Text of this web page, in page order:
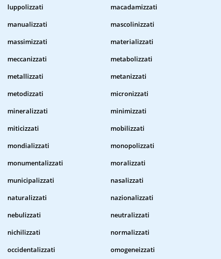
luppolizzati
macadamizzati
manualizzati
mascolinizzati
massimizzati
materializzati
meccanizzati
metabolizzati
metallizzati
metanizzati
metodizzati
micronizzati
mineralizzati
minimizzati
miticizzati
mobilizzati
mondializzati
monopolizzati
monumentalizzati
moralizzati
municipalizzati
nasalizzati
naturalizzati
nazionalizzati
nebulizzati
neutralizzati
nichilizzati
normalizzati
occidentalizzati
omogeneizzati